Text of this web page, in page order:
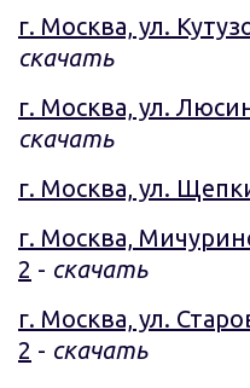
г. Москва, ул.
скачать
г. Москва, ул.
скачать
г. Москва, ул.
г. Москва,
2 - скачать
г. Москва, ул.
2 - скачать